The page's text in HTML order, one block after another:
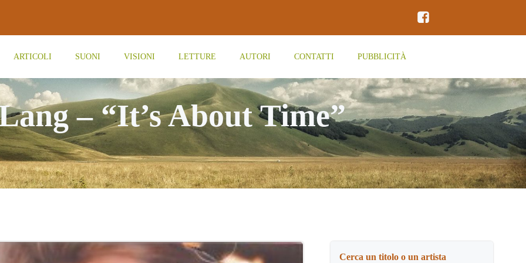
ARTICOLI SUONI VISIONI LETTURE AUTORI CONTATTI PUBBLICITÀ
– “It’s About Time”
Cerca un titolo o un artista